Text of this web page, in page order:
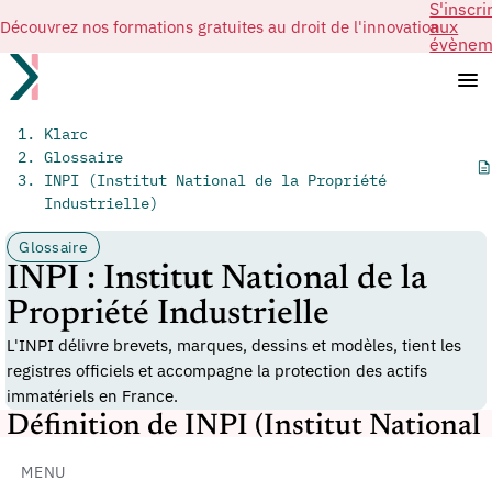
Découvrez nos formations gratuites au droit de l'innovationaux
MENU
Klarc
Glossaire
INPI (Institut National de la Propriété
Industrielle)
Glossaire
INPI : Institut National de la
Propriété Industrielle
L'INPI délivre brevets, marques, dessins et modèles, tient les
registres officiels et accompagne la protection des actifs
immatériels en France.
Définition de INPI (Institut National
de la Propriété Industrielle)